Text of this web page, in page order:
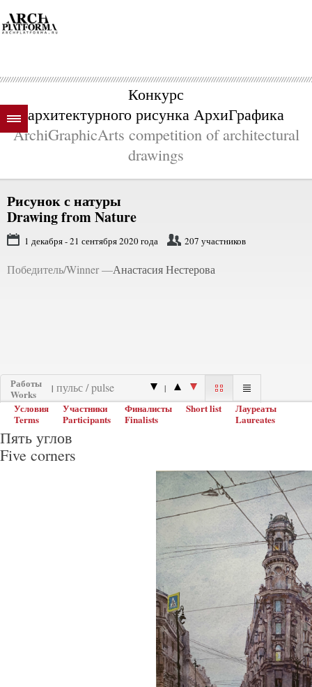
Конкурс
архитектурного рисунка АрхиГрафика
ArchiGraphicArts competition of architectural
drawings
Рисунок с натуры
Drawing from Nature
1 декабря - 21 сентября 2020 года 207 участников
Победитель/Winner —Анастасия Нестерова
Работы
Works
| |
Условия
Terms
Участники
Participants
Финалисты
Finalists
Short list
Лауреаты
Laureates
Пять углов
Five corners